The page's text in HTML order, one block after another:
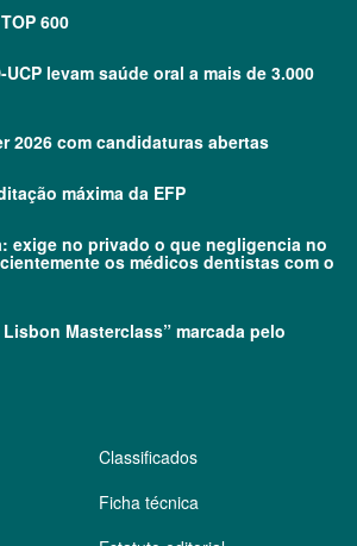
600
levam saúde oral a mais de 3.000
2026 com candidaturas abertas
máxima da EFP
exige no privado o que negligencia no
os médicos dentistas com o
Masterclass” marcada pelo
Classificados
Ficha técnica